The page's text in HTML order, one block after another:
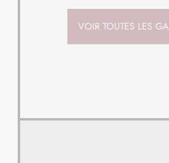
VOIR TOUTES LES